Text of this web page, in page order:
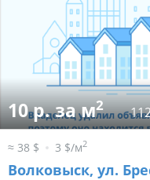
10 р. за м2
≈ 38 $ 3 $/м2
Волковыск, ул.